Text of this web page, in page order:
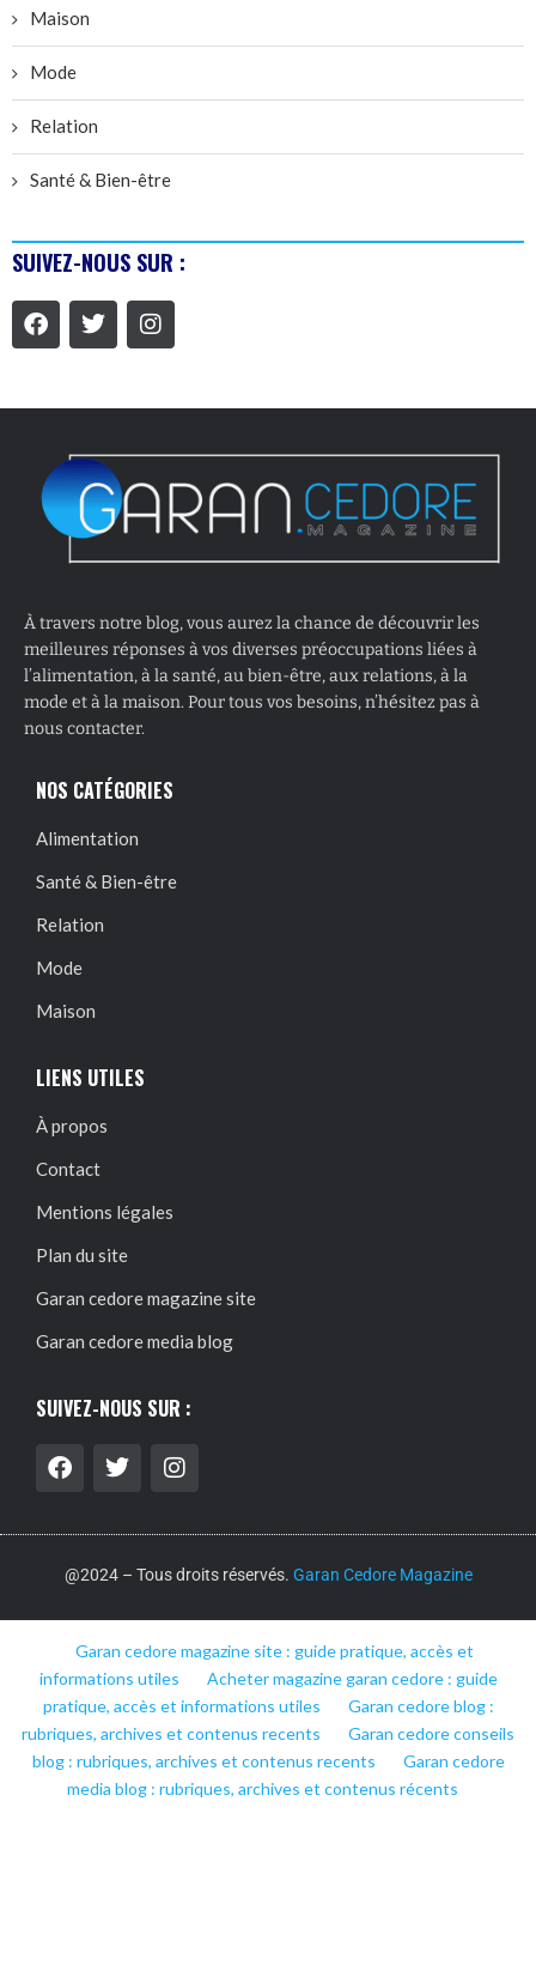
Maison
Mode
Relation
Santé & Bien-être
SUIVEZ-NOUS SUR :
À travers notre blog, vous aurez la chance de découvrir les
meilleures réponses à vos diverses préoccupations liées à
l’alimentation, à la santé, au bien-être, aux relations, à la
mode et à la maison. Pour tous vos besoins, n’hésitez pas à
nous contacter.
NOS CATÉGORIES
Alimentation
Santé & Bien-être
Relation
Mode
Maison
LIENS UTILES
À propos
Contact
Mentions légales
Plan du site
Garan cedore magazine site
Garan cedore media blog
SUIVEZ-NOUS SUR :
@2024 – Tous droits réservés. Garan Cedore Magazine
Garan cedore magazine site : guide pratique, accès et
informations utiles
Acheter magazine garan cedore : guide
pratique, accès et informations utiles
Garan cedore blog :
rubriques, archives et contenus recents
Garan cedore conseils
blog : rubriques, archives et contenus recents
Garan cedore
media blog : rubriques, archives et contenus récents